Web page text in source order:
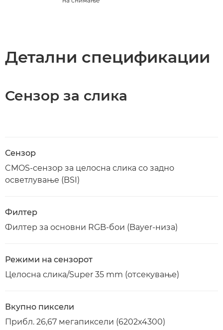
Детални спецификации
Сензор за слика
Сензор
CMOS-сензор за целосна слика со задно
осветлување (BSI)
Филтер
Филтер за основни RGB-бои (Bayer-низа)
Режими на сензорот
Целосна слика/Super 35 mm (отсекување)
Вкупно пиксели
Прибл. 26,67 мегапиксели (6202x4300)